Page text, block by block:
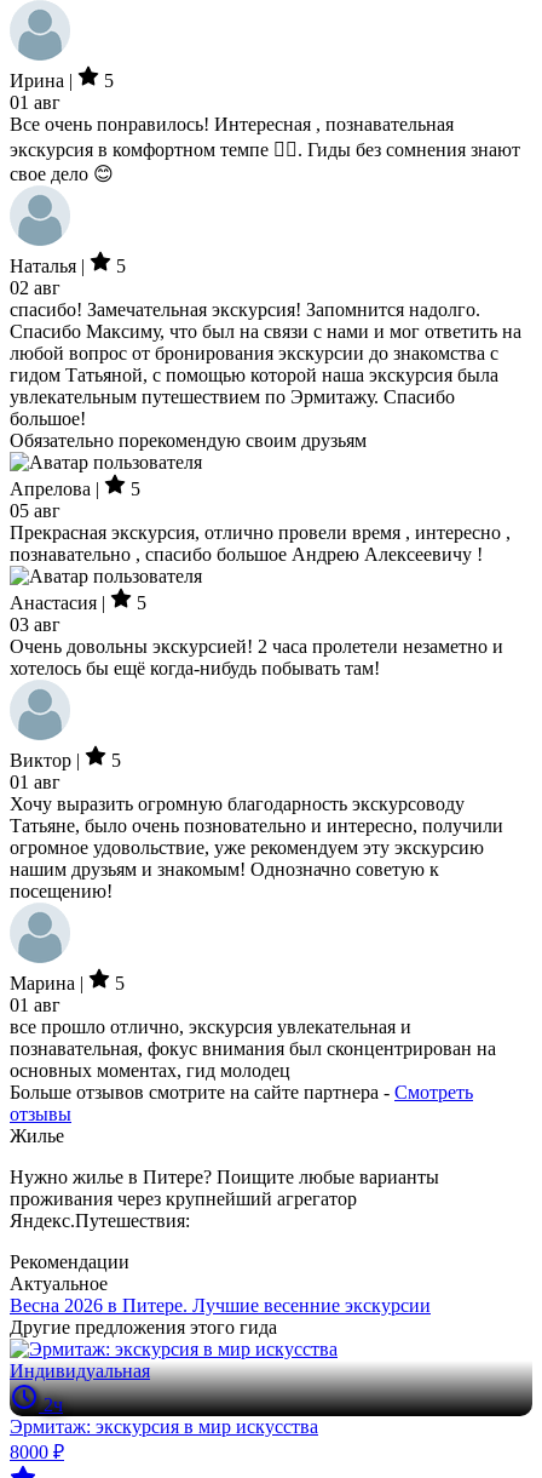
Ирина |
5
01 авг
Все очень понравилось! Интересная , познавательная
экскурсия в комфортном темпе 👌🏻. Гиды без сомнения знают
свое дело 😊
Наталья |
5
02 авг
спасибо! Замечательная экскурсия! Запомнится надолго.
Спасибо Максиму, что был на связи с нами и мог ответить на
любой вопрос от бронирования экскурсии до знакомства с
гидом Татьяной, с помощью которой наша экскурсия была
увлекательным путешествием по Эрмитажу. Спасибо
большое!
Обязательно порекомендую своим друзьям
Апрелова |
5
05 авг
Прекрасная экскурсия, отлично провели время , интересно ,
познавательно , спасибо большое Андрею Алексеевичу !
Анастасия |
5
03 авг
Очень довольны экскурсией! 2 часа пролетели незаметно и
хотелось бы ещё когда-нибудь побывать там!
Виктор |
5
01 авг
Хочу выразить огромную благодарность экскурсоводу
Татьяне, было очень позновательно и интересно, получили
огромное удовольствие, уже рекомендуем эту экскурсию
нашим друзьям и знакомым! Однозначно советую к
посещению!
Марина |
5
01 авг
все прошло отлично, экскурсия увлекательная и
познавательная, фокус внимания был сконцентрирован на
основных моментах, гид молодец
Больше отзывов смотрите на сайте партнера - Смотреть
отзывы
Жилье
Нужно жилье в Питере? Поищите любые варианты
проживания через крупнейший агрегатор
Яндекс.Путешествия:
Рекомендации
Актуальное
Весна 2026 в Питере. Лучшие весенние экскурсии
Другие предложения этого гида
Индивидуальная
2ч
Эрмитаж: экскурсия в мир искусства
8000 ₽